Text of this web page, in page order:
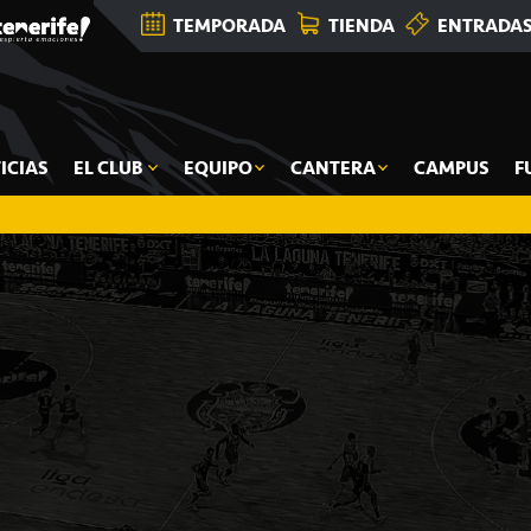
TEMPORADA TIENDA ENTRADAS
EL CLUB EQUIPO CANTERA CAMPUS